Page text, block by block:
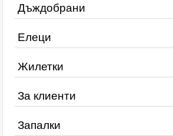
Дъждобрани
Елеци
Жилетки
За клиенти
Запалки